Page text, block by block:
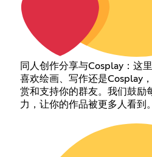
同人创作分享与Cosplay：这
喜欢绘画、写作还是Cosplay
赏和支持你的群友。我们鼓励
力，让你的作品被更多人看到。